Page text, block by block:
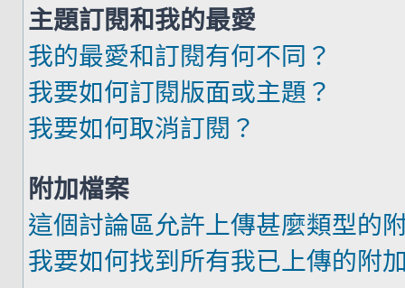
主題訂閱和我的最愛
我的最愛和訂閱有何不同？
我要如何訂閱版面或主題？
我要如何取消訂閱？
附加檔案
這個討論區允許上傳甚麼類型的
我要如何找到所有我已上傳的附